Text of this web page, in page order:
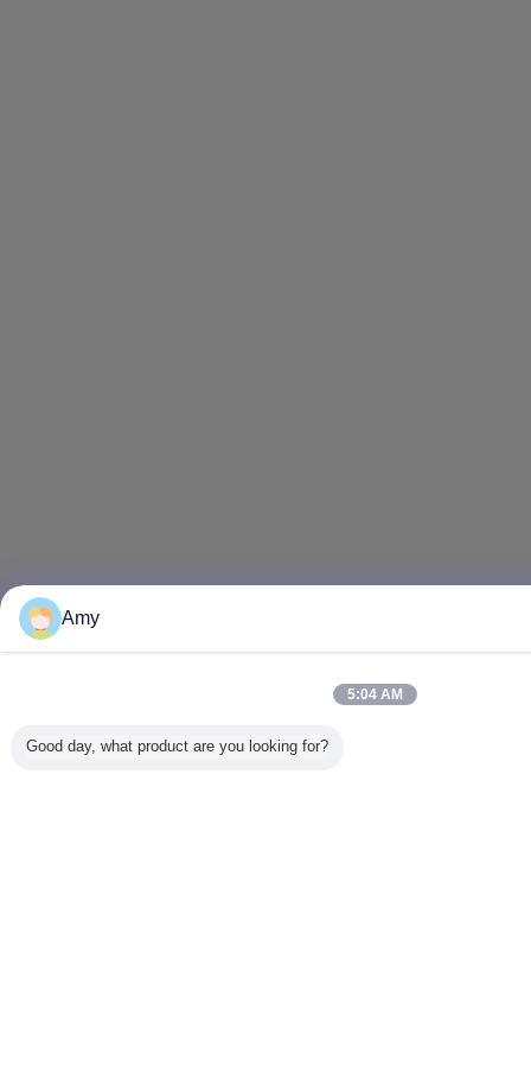
Amy
5:04 AM
Good day, what product are you looking for?